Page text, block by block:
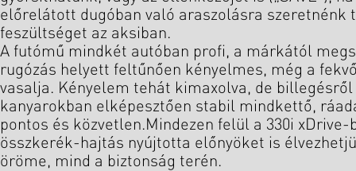
előrelátott dugóban való araszolásra szeretnénk
feszültséget az aksiban.
A futómű mindkét autóban profi, a márkától
rugózás helyett feltűnően kényelmes, még a
vasalja. Kényelem tehát kimaxolva, de billegésről
kanyarokban elképesztően stabil mindkettő,
pontos és közvetlen.Mindezen felül a 330i xDrive-
összkerék-hajtás nyújtotta előnyöket is
öröme, mind a biztonság terén.